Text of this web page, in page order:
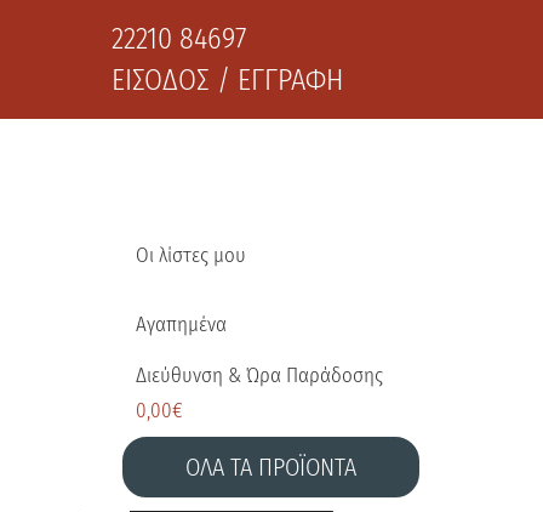
22210 84697
ΕΙΣΟΔΟΣ / ΕΓΓΡΑΦΗ
Οι λίστες μου
Αγαπημένα
Διεύθυνση & Ώρα Παράδοσης
0,00€
ΟΛΑ ΤΑ ΠΡΟΪΟΝΤΑ